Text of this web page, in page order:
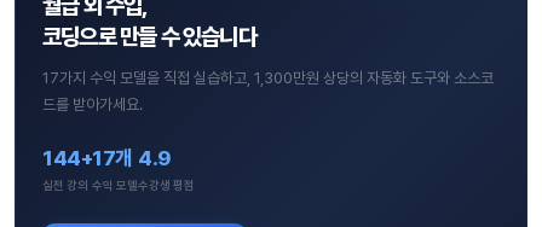
코딩으로 만들 수 있습니다
17가지 수익 모델을 직접 실습하고, 1,300만원 상당의 자동화 도구와 소스코
드를 받아가세요.
144+
실전 강의
17개
수익 모델
4.9
수강생 평점